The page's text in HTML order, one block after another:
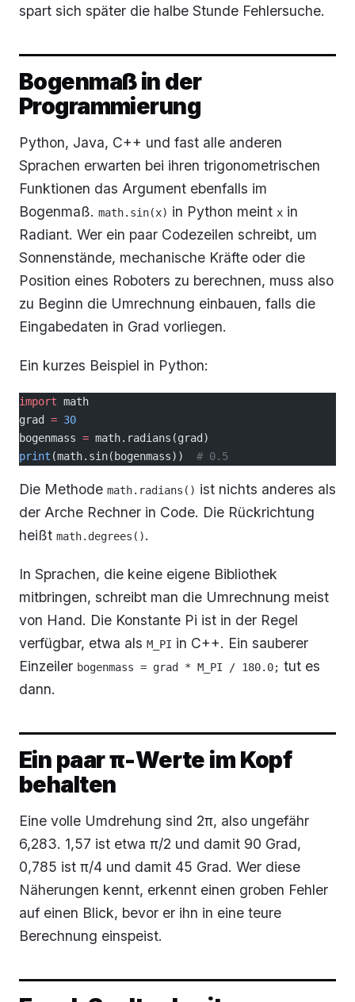
spart sich später die halbe Stunde Fehlersuche.
Bogenmaß in der
Programmierung
Python, Java, C++ und fast alle anderen
Sprachen erwarten bei ihren trigonometrischen
Funktionen das Argument ebenfalls im
Bogenmaß. math.sin(x) in Python meint x in
Radiant. Wer ein paar Codezeilen schreibt, um
Sonnenstände, mechanische Kräfte oder die
Position eines Roboters zu berechnen, muss also
zu Beginn die Umrechnung einbauen, falls die
Eingabedaten in Grad vorliegen.
Ein kurzes Beispiel in Python:
import math
grad = 30
bogenmass = math.radians(grad)
print (math.sin(bogenmass)) # 0.5
Die Methode math.radians() ist nichts anderes als
der Arche Rechner in Code. Die Rückrichtung
heißt math.degrees().
In Sprachen, die keine eigene Bibliothek
mitbringen, schreibt man die Umrechnung meist
von Hand. Die Konstante Pi ist in der Regel
verfügbar, etwa als M_PI in C++. Ein sauberer
Einzeiler bogenmass = grad * M_PI / 180.0; tut es
dann.
Ein paar π-Werte im Kopf
behalten
Eine volle Umdrehung sind 2π, also ungefähr
6,283. 1,57 ist etwa π/2 und damit 90 Grad,
0,785 ist π/4 und damit 45 Grad. Wer diese
Näherungen kennt, erkennt einen groben Fehler
auf einen Blick, bevor er ihn in eine teure
Berechnung einspeist.